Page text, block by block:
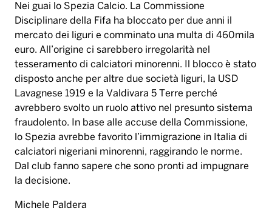
Nei guai lo Spezia Calcio. La Commissione
Disciplinare della Fifa ha bloccato per due anni il
mercato dei liguri e comminato una multa di 460mila
euro. All’origine ci sarebbero irregolarità nel
tesseramento di calciatori minorenni. Il blocco è stato
disposto anche per altre due società liguri, la USD
Lavagnese 1919 e la Valdivara 5 Terre perché
avrebbero svolto un ruolo attivo nel presunto sistema
fraudolento. In base alle accuse della Commissione,
lo Spezia avrebbe favorito l’immigrazione in Italia di
calciatori nigeriani minorenni, raggirando le norme.
Dal club fanno sapere che sono pronti ad impugnare
la decisione.
Michele Paldera